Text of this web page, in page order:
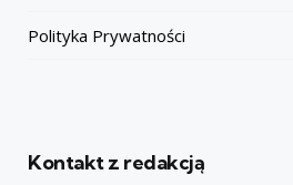
Polityka Prywatności
Kontakt z redakcją